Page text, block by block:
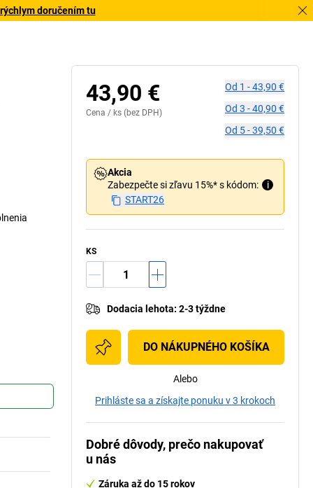
doručením tu
43,90 €
Cena / ks (bez DPH)
Od 1 -43,90 €
Od 3 -40,90 €
Od 5-39,50 €
Akcia
Zabezpečte si zľavu 15%* s kódom:
i
START26
KS
Dodacia lehota: 2-3 týždne
DO NÁKUPNÉHO KOŠÍKA
Alebo
Prihláste sa a získajte ponuku v 3 krokoch
Dobré dôvody, prečo nakupovať
u nás
Záruka až do 15 rokov